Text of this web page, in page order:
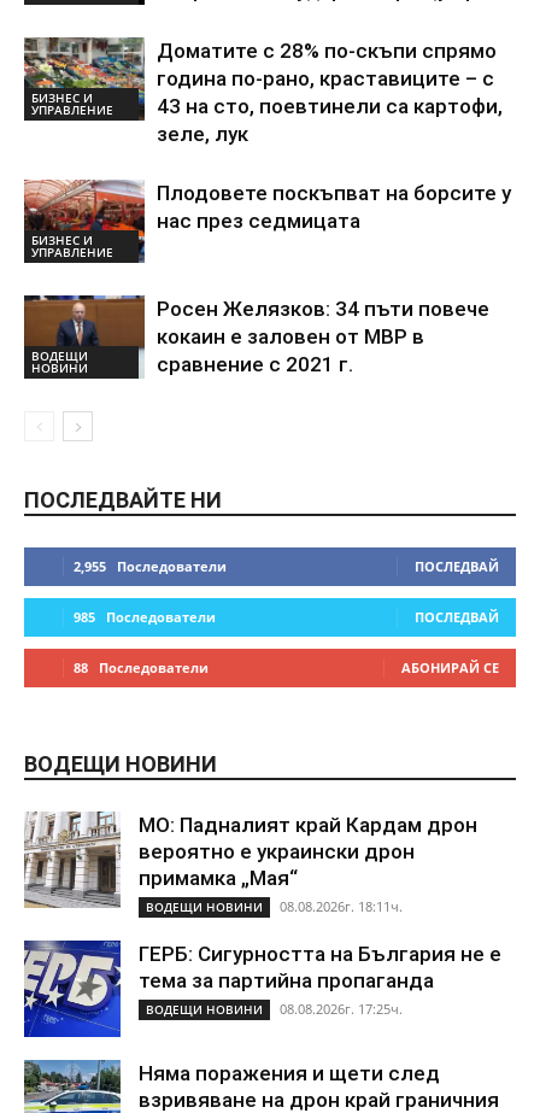
БИЗНЕС И
УПРАВЛЕНИЕ
Доматите с 28% по-скъпи спрямо
година по-рано, краставиците – с
43 на сто, поевтинели са картофи,
зеле, лук
БИЗНЕС И
УПРАВЛЕНИЕ
Плодовете поскъпват на борсите у
нас през седмицата
ВОДЕЩИ
НОВИНИ
Росен Желязков: 34 пъти повече
кокаин е заловен от МВР в
сравнение с 2021 г.
ПОСЛЕДВАЙТЕ НИ
2,955 Последователи ПОСЛЕДВАЙ
985 Последователи ПОСЛЕДВАЙ
88 Последователи АБОНИРАЙ СЕ
ВОДЕЩИ НОВИНИ
МО: Падналият край Кардам дрон
вероятно е украински дрон
примамка „Мая“
ВОДЕЩИ НОВИНИ 08.08.2026г. 18:11ч.
ГЕРБ: Сигурността на България не е
тема за партийна пропаганда
ВОДЕЩИ НОВИНИ 08.08.2026г. 17:25ч.
Няма поражения и щети след
взривяване на дрон край граничния